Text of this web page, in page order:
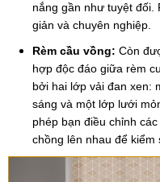
nắng gần như tuyệt đối.
giản và chuyên nghiệp.
Rèm cầu vồng: Còn
hợp độc đáo giữa rèm
bởi hai lớp vải đan xen:
sáng và một lớp lưới
phép bạn điều chỉnh
chồng lên nhau để kiểm